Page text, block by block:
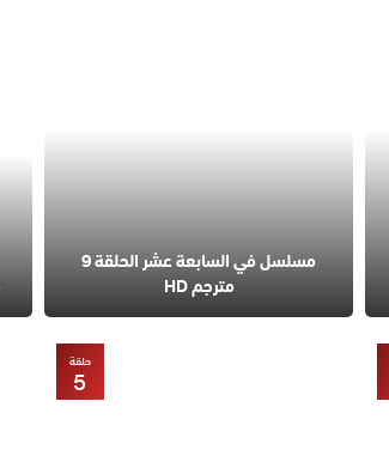
مسلسل في السابعة عشر الحلقة 9
مترجم HD
حلقة
5